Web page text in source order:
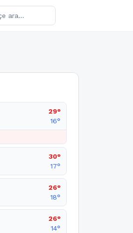
29°
16°
30°
17°
26°
18°
26°
14°